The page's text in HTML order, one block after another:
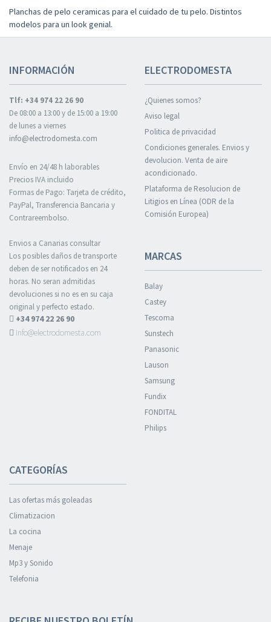
Planchas de pelo ceramicas para el cuidado de tu pelo. Distintos
modelos para un look genial.
INFORMACIÓN
Tlf: +34 974 22 26 90
De 08:00 a 13:00 y de 15:00 a 19:00
de lunes a viernes
info@electrodomesta.com
Envío en 24/48 h laborables
Precios IVA incluido
Formas de Pago: Tarjeta de crédito,
PayPal, Transferencia Bancaria y
Contrareembolso.
Envios a Canarias consultar
Los posibles daños de transporte
deben de ser notificados en 24
horas. No seran admitidas
devoluciones si no es en su caja
original y perfecto estado.
+34 974 22 26 90
info@electrodomesta.com
ELECTRODOMESTA
¿Quienes somos?
Aviso legal
Politica de privacidad
Condiciones generales. Envios y
devolucion. Venta de aire
acondicionado.
Plataforma de Resolucion de
Litigios en Línea (ODR de la
Comisión Europea)
MARCAS
Balay
Castey
Tescoma
Sunstech
Panasonic
Lauson
Samsung
Fundix
FONDITAL
Philips
CATEGORÍAS
Las ofertas más goleadas
Climatizacion
La cocina
Menaje
Mp3 y Sonido
Telefonia